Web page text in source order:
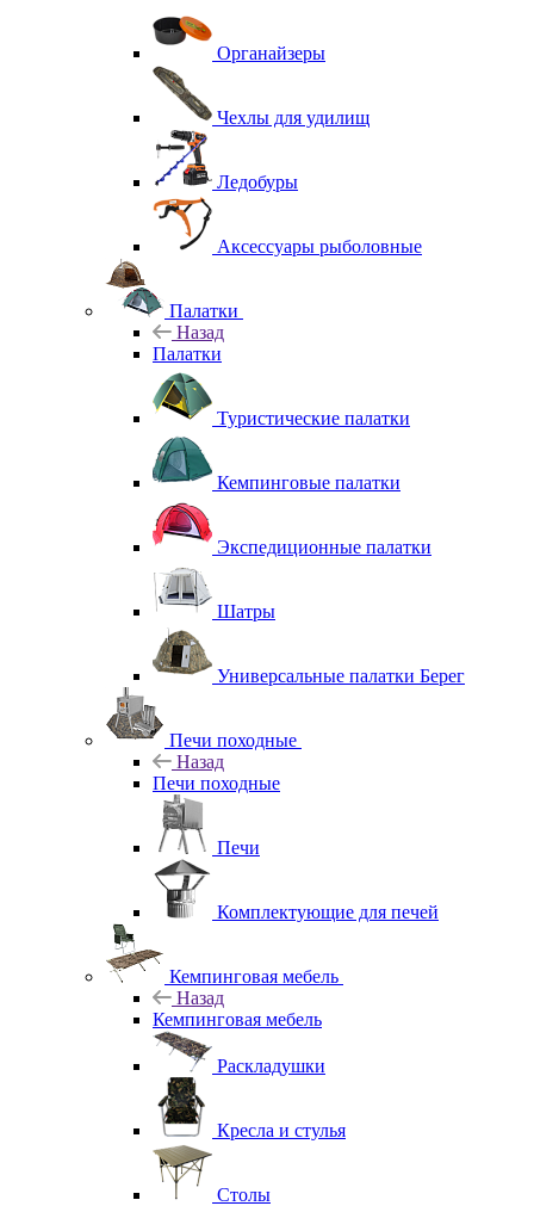
Органайзеры
Чехлы для удилищ
Ледобуры
Аксессуары рыболовные
Палатки
Назад
Палатки
Туристические палатки
Кемпинговые палатки
Экспедиционные палатки
Шатры
Универсальные палатки Берег
Печи походные
Назад
Печи походные
Печи
Комплектующие для печей
Кемпинговая мебель
Назад
Кемпинговая мебель
Раскладушки
Кресла и стулья
Столы